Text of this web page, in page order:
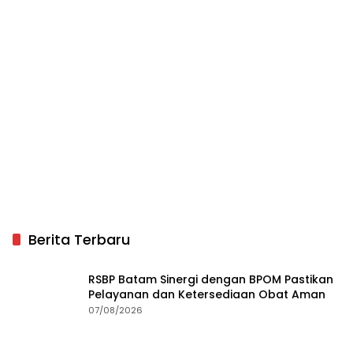
Berita Terbaru
RSBP Batam Sinergi dengan BPOM Pastikan
Pelayanan dan Ketersediaan Obat Aman
07/08/2026